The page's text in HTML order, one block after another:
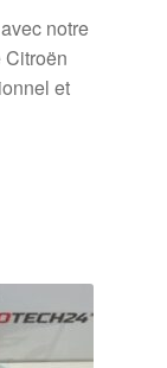
notre
Citroën
et